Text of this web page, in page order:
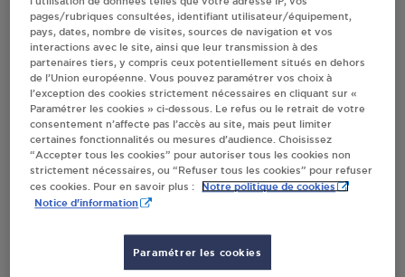
Villes
SUPER U ALPACOM SAS ST FULGENT
ZAC DE LA METAIRIE
85250
ST FULGENT
S'Y RENDRE
CAVAC SCA AGRI VILLAGE ST FULGENT
pages/rubriques consultées, identifiant utilisateur/équipement,
pays, dates, nombre de visites, sources de navigation et vos
interactions avec le site, ainsi que leur transmission à des
partenaires tiers, y compris ceux potentiellement situés en dehors
de l’Union européenne. Vous pouvez paramétrer vos choix à
l’exception des cookies strictement nécessaires en cliquant sur «
Paramétrer les cookies » ci-dessous. Le refus ou le retrait de votre
consentement n’affecte pas l’accès au site, mais peut limiter
certaines fonctionnalités ou mesures d’audience. Choisissez
“Accepter tous les cookies” pour autoriser tous les cookies non
strictement nécessaires, ou “Refuser tous les cookies” pour refuser
ces cookies. Pour en savoir plus :
Notre politique de cookies
Notice d'information
Paramétrer les cookies